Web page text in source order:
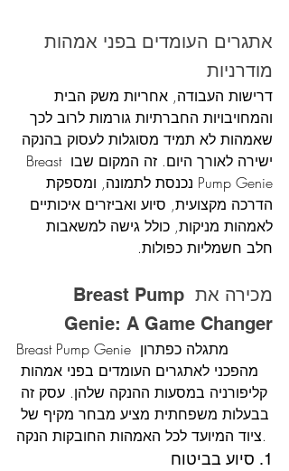
אתגרים העומדים בפני אמהות
מודרניות
דרישות העבודה, אחריות משק הבית
והמחויבויות החברתיות גורמות לרוב לכך
שאמהות לא תמיד מסוגלות לעסוק בהנקה
ישירה לאורך היום. זה המקום שבו Breast
Pump Genie נכנסת לתמונה, ומספקת
הדרכה מקצועית, סיוע ואביזרים איכותיים
לאמהות מניקות, כולל גישה למשאבות
חלב חשמליות כפולות.
מכירה את Breast Pump
Genie: A Game Changer
Breast Pump Genie מתגלה כפתרון
מהפכני לאתגרים העומדים בפני אמהות
קליפורניה במסעות ההנקה שלהן. עסק זה
בבעלות משפחתית מציע מבחר מקיף של
ציוד המיועד לכל האמהות החובקות הנקה.
1. סיוע בביטוח